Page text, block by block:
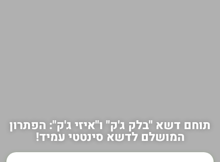
תוחם דשא "בלק ג'ק" ו"איזי ג'ק": הפתרון
המושלם לדשא סינטטי עמיד!